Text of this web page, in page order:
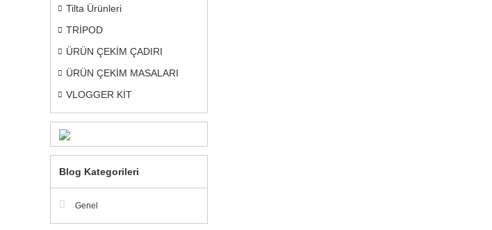
Tilta Ürünleri
TRİPOD
ÜRÜN ÇEKİM ÇADIRI
ÜRÜN ÇEKİM MASALARI
VLOGGER KİT
Blog Kategorileri
Genel